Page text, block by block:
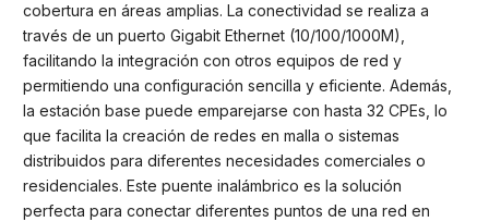
cobertura en áreas amplias. La conectividad se realiza a
través de un puerto Gigabit Ethernet (10/100/1000M),
facilitando la integración con otros equipos de red y
permitiendo una configuración sencilla y eficiente. Además,
la estación base puede emparejarse con hasta 32 CPEs, lo
que facilita la creación de redes en malla o sistemas
distribuidos para diferentes necesidades comerciales o
residenciales. Este puente inalámbrico es la solución
perfecta para conectar diferentes puntos de una red en